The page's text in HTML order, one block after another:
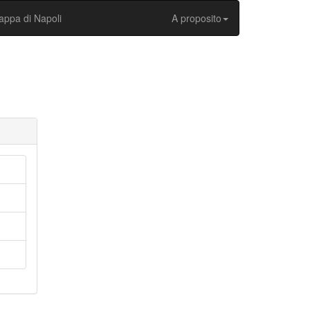
di Napoli A proposito